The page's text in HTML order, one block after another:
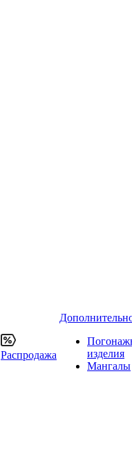
Распродажа
изделия
Мангалы